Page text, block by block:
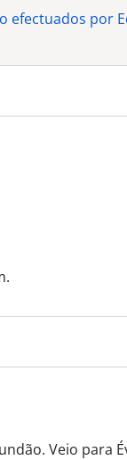
homem)
crianças)
Primeira
de rapaz com
na Primeira
Primeira
efectuados por
Veio para